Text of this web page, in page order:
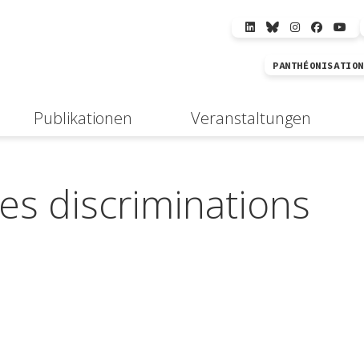
PANTHÉONISATION
Publikationen Veranstaltungen
discriminations